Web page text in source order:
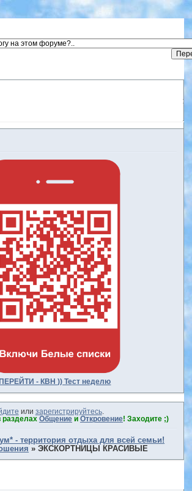
ПЕРЕЙТИ - КВН )) Тест неделю
или зарегистрируйтесь.
разделах Общениеи Откровение! Заходите ;)
- территория отдыха для всей семьи!
»ЭКСКОРТНИЦЫ КРАСИВЫЕ